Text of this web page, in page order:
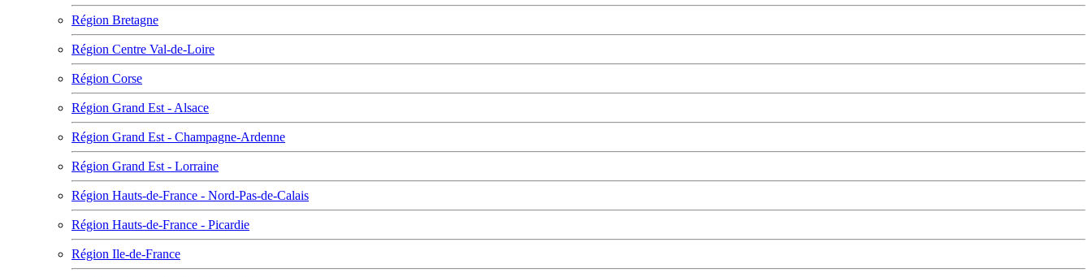
Région Bretagne
Région Centre Val-de-Loire
Région Corse
Région Grand Est - Alsace
Région Grand Est - Champagne-Ardenne
Région Grand Est - Lorraine
Région Hauts-de-France - Nord-Pas-de-Calais
Région Hauts-de-France - Picardie
Région Ile-de-France